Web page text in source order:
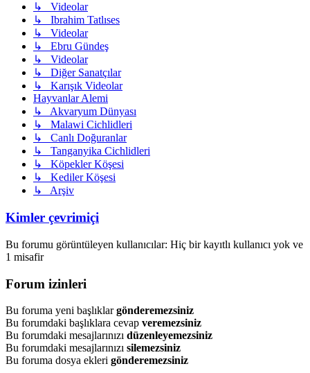
↳ Videolar
↳ Ibrahim Tatlıses
↳ Videolar
↳ Ebru Gündeş
↳ Videolar
↳ Diğer Sanatçılar
↳ Karışık Videolar
Hayvanlar Alemi
↳ Akvaryum Dünyası
↳ Malawi Cichlidleri
↳ Canlı Doğuranlar
↳ Tanganyika Cichlidleri
↳ Köpekler Köşesi
↳ Kediler Köşesi
↳ Arşiv
Kimler çevrimiçi
Bu forumu görüntüleyen kullanıcılar: Hiç bir kayıtlı kullanıcı yok ve
1 misafir
Forum izinleri
Bu foruma yeni başlıklargönderemezsiniz
Bu forumdaki başlıklara cevap veremezsiniz
Bu forumdaki mesajlarınızı düzenleyemezsiniz
Bu forumdaki mesajlarınızı silemezsiniz
Bu foruma dosya ekleri gönderemezsiniz